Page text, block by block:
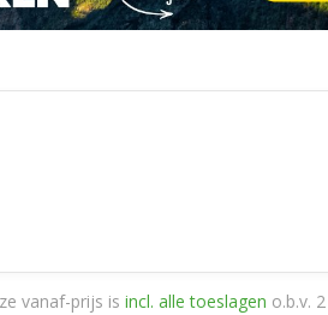
vanaf-prijs is incl. alle toeslagen o.b.v.